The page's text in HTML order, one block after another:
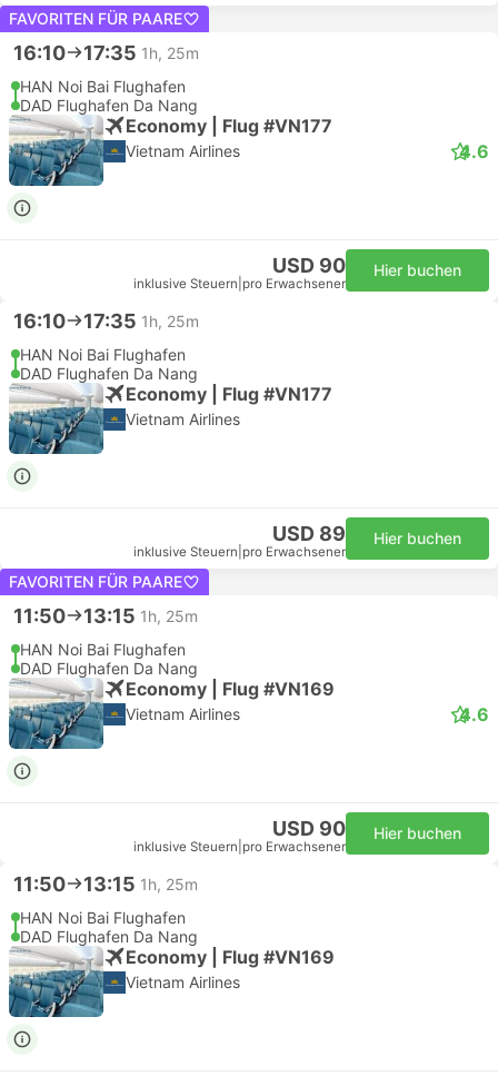
FAVORITEN FÜR PAARE
16:10 17:35 1h, 25m
HAN Noi Bai Flughafen
DAD Flughafen Da Nang
Economy | Flug #VN177
Vietnam Airlines 4.6
USD 90
inklusive Steuern pro Erwachsener
Hier buchen
16:10 17:35 1h, 25m
HAN Noi Bai Flughafen
DAD Flughafen Da Nang
Economy | Flug #VN177
Vietnam Airlines
USD 89
inklusive Steuern pro Erwachsener
Hier buchen
FAVORITEN FÜR PAARE
11:50 13:15 1h, 25m
HAN Noi Bai Flughafen
DAD Flughafen Da Nang
Economy | Flug #VN169
Vietnam Airlines 4.6
USD 90
inklusive Steuern pro Erwachsener
Hier buchen
11:50 13:15 1h, 25m
HAN Noi Bai Flughafen
DAD Flughafen Da Nang
Economy | Flug #VN169
Vietnam Airlines